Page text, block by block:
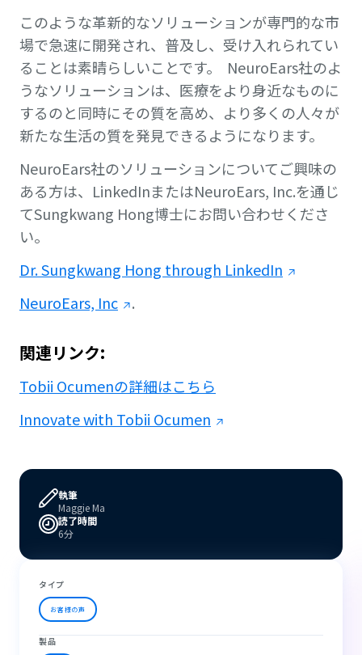
このような革新的なソリューションが専門的な市
場で急速に開発され、普及し、受け入れられてい
ることは素晴らしいことです。 NeuroEars社のよ
うなソリューションは、医療をより身近なものに
するのと同時にその質を高め、より多くの人々が
新たな生活の質を発見できるようになります。
NeuroEars社のソリューションについてご興味の
ある方は、LinkedInまたはNeuroEars, Inc.を通じ
てSungkwang Hong博士にお問い合わせくださ
い。
Dr. Sungkwang Hong through LinkedIn
NeuroEars, Inc
.
関連リンク:
Tobii Ocumenの詳細はこちら
Innovate with Tobii Ocumen
執筆
Maggie Ma
読了時間
6分
タイプ
お客様の声
製品